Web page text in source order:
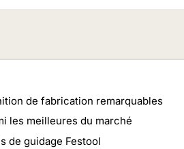
de fabrication remarquables
les meilleures du marché
de guidage Festool